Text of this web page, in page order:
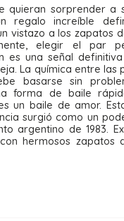
quieran sorprender a
regalo increíble
vistazo a los zapatos
elegir el par
es una señal
La química entre las
basarse sin
forma de baile
un baile de amor.
surgió como un
argentino de 1983.
hermosos zapatos